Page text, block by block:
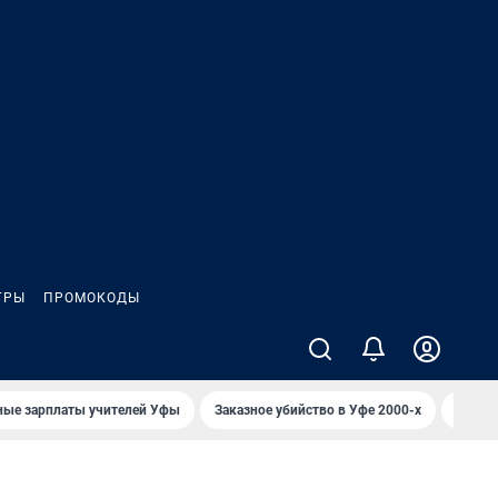
ПРОМОКОДЫ
зарплаты учителей Уфы Заказное убийство в Уфе 2000-х